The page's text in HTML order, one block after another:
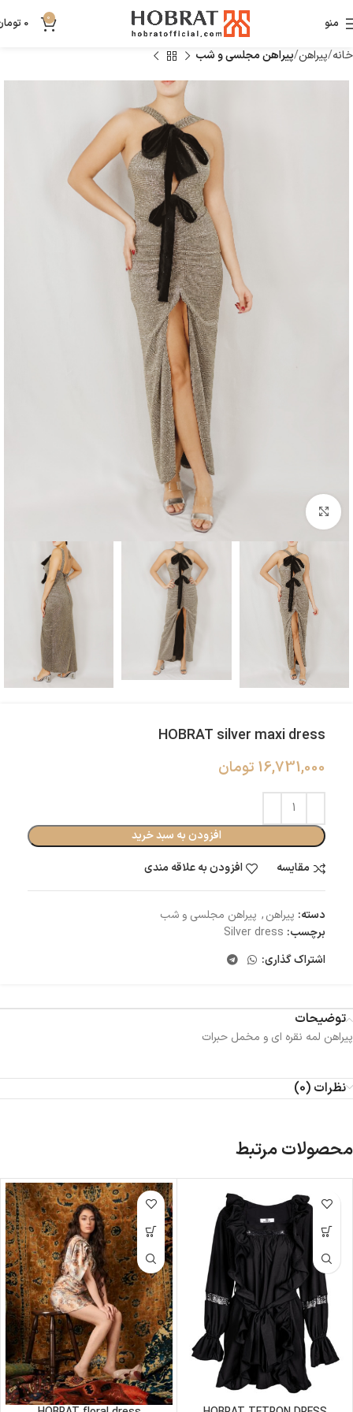
منو 0
0
خانه پیراهن پیراهن مجلسی و شب
بزرگنمایی تصویر
HOBRAT silver maxi dress
16,731,000 تومان
افزودن به سبد خرید
مقایسه
افزودن به علاقه مندی
دسته: پیراهن, پیراهن مجلسی و شب
برچسب: Silver dress
اشتراک گذاری:
توضیحات
پیراهن لمه نقره ای و مخمل حبرات
نظرات (0)
محصولات مرتبط